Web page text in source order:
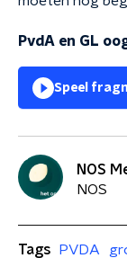
PvdA en GL
Speel
NOS
NOS
Tags PVDA